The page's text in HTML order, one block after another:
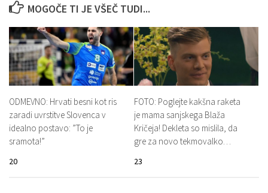
MOGOČE TI JE VŠEČ TUDI...
ODMEVNO: Hrvati besni kot ris
zaradi uvrstitve Slovenca v
idealno postavo: ”To je
sramota!”
20
FOTO: Poglejte kakšna raketa
je mama sanjskega Blaža
Kričeja! Dekleta so mislila, da
gre za novo tekmovalko…
23